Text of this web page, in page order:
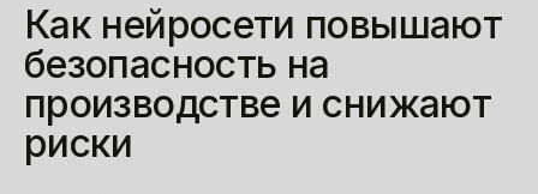
Как нейросети повышают
безопасность на
производстве и снижают
риски